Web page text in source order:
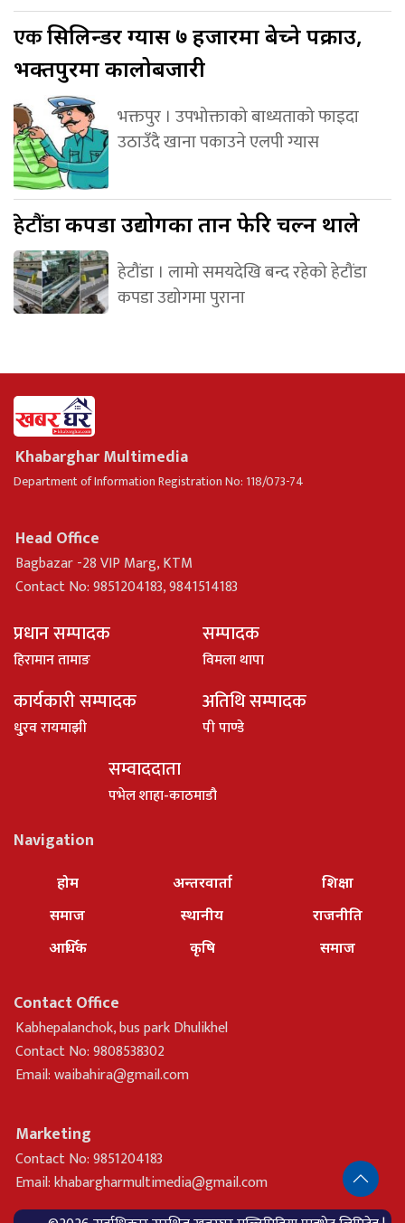
एकसिलिन्डर ग्यास ७ हजारमा बेच्ने पक्राउ,
भक्तपुरमा कालोबजारी
भक्तपुर । उपभोक्ताको बाध्यताको फाइदा
उठाउँदै खाना पकाउने एलपी ग्यास
हेटौंडाकपडा उद्योगका तान फेरि चल्न थाले
हेटौंडा । लामो समयदेखि बन्द रहेको हेटौंडा
कपडा उद्योगमा पुराना
Khabarghar Multimedia
Department of Information Registration No: 118/073-74
Head Office
Bagbazar -28 VIP Marg, KTM
Contact No: 9851204183, 9841514183
प्रधान सम्पादक
हिरामान तामाङ
सम्पादक
विमला थापा
कार्यकारी सम्पादक
धु्रव रायमाझी
अतिथि सम्पादक
पी पाण्डे
सम्वाददाता
पभेल शाहा-काठमाडौ
Navigation
होम
समाज
आर्थिक
अन्तरवार्ता
स्थानीय
कृषि
शिक्षा
राजनीति
समाज
Contact Office
Kabhepalanchok, bus park Dhulikhel
Contact No: 9808538302
Email:waibahira@gmail.com
Marketing
Contact No: 9851204183
Email:khabargharmultimedia@gmail.com